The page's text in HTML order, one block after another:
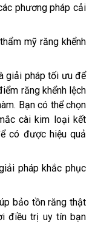
phương pháp cải
mỹ răng khểnh
giải pháp tối ưu để
răng khểnh lệch
Bạn có thể chọn
cài kim loại kết
có được hiệu quả
pháp khắc phục
bảo tồn răng thật
điều trị uy tín bạn